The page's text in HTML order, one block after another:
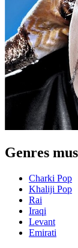
Genres
Charki Pop
Khaliji Pop
Rai
Iraqi
Levant
Emirati